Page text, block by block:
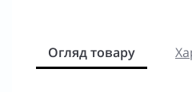
Огляд товару